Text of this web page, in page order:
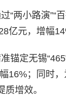
“两小路演”“
亿元，增幅
锚定无锡
16%；同时
质增效。